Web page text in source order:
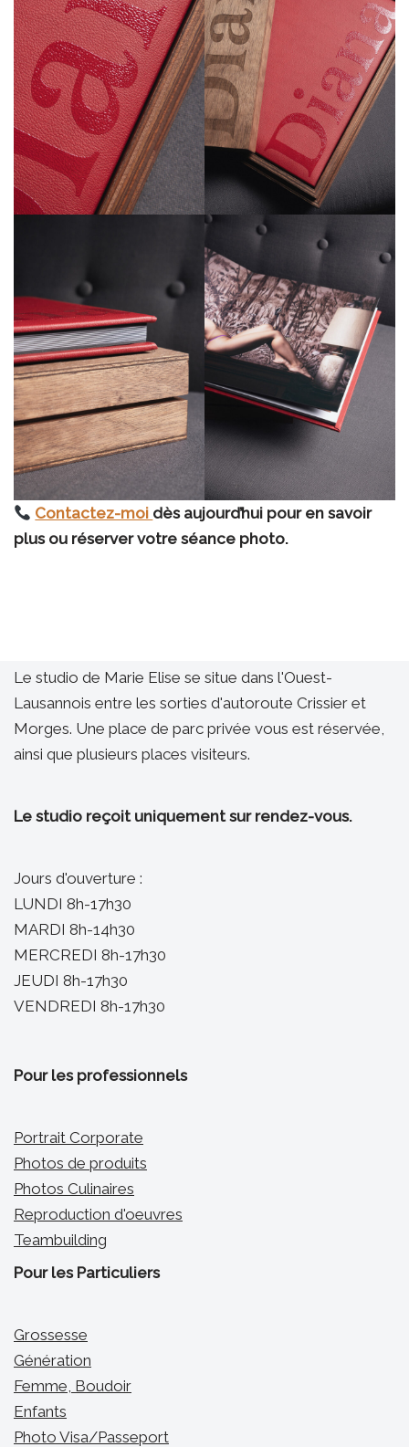
Contactez-moi dès aujourd’hui pour en savoir
plus ou réserver votre séance photo.
Le studio de Marie Elise se situe dans l'Ouest-
Lausannois entre les sorties d'autoroute Crissier et
Morges. Une place de parc privée vous est réservée,
ainsi que plusieurs places visiteurs.
Le studio reçoit uniquement sur rendez-vous.
Jours d'ouverture :
LUNDI 8h-17h30
MARDI 8h-14h30
MERCREDI 8h-17h30
JEUDI 8h-17h30
VENDREDI 8h-17h30
Pour les professionnels
Portrait Corporate
Photos de produits
Photos Culinaires
Reproduction d'oeuvres
Teambuilding
Pour les Particuliers
Grossesse
Génération
Femme, Boudoir
Enfants
Photo Visa/Passeport